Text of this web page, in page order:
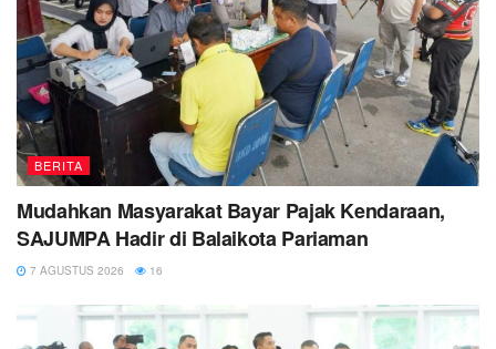
BERITA
Mudahkan Masyarakat Bayar Pajak Kendaraan,
SAJUMPA Hadir di Balaikota Pariaman
7 AGUSTUS 2026 16